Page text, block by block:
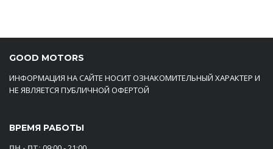
GOOD MOTORS
ИНФОРМАЦИЯ НА САЙТЕ НОСИТ ОЗНАКОМИТЕЛЬНЫЙ ХАРАКТЕР И
НЕ ЯВЛЯЕТСЯ ПУБЛИЧНОЙ ОФЕРТОЙ
ВРЕМЯ РАБОТЫ